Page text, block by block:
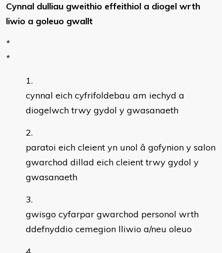
Cynnal dulliau gweithio effeithiol a diogel wrth
liwio a goleuo gwallt
*
*
cynnal eich cyfrifoldebau am iechyd a
diogelwch trwy gydol y gwasanaeth
paratoi eich cleient yn unol â gofynion y salon
gwarchod dillad eich cleient trwy gydol y
gwasanaeth
gwisgo cyfarpar gwarchod personol wrth
ddefnyddio cemegion lliwio a/neu oleuo